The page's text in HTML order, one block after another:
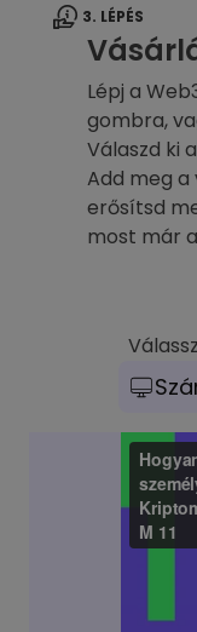
3. LÉPÉS
Lépj a
gombra,
Válaszd ki
Add meg a
erősítsd
most már